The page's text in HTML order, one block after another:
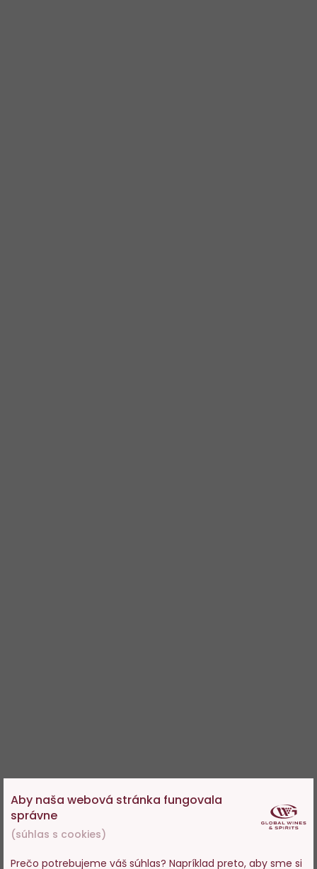
Aby naša webová stránka fungovala
správne
(súhlas s cookies)
Prečo potrebujeme váš súhlas? Napríklad preto, aby sme si